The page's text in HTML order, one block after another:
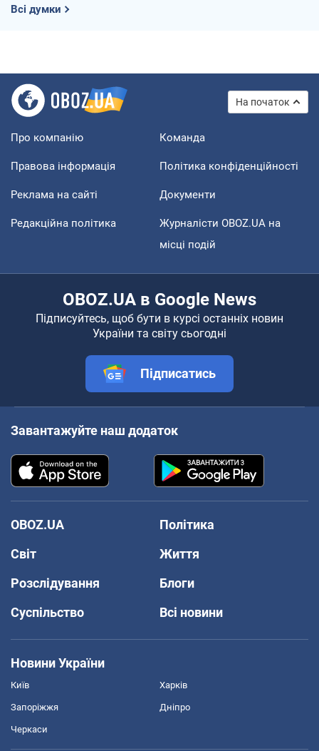
Всі думки
На початок
Про компанію Команда
Правова інформація Політика конфіденційності
Реклама на сайті Документи
Редакційна політика
Журналісти OBOZ.UA на
місці подій
OBOZ.UA в Google News
Підписуйтесь, щоб бути в курсі останніх новин
України та світу сьогодні
Підписатись
Завантажуйте наш додаток
OBOZ.UA
Політика
Світ
Життя
Розслідування
Блоги
Суспільство
Всі новини
Новини України
Київ Харків
Запоріжжя Дніпро
Черкаси